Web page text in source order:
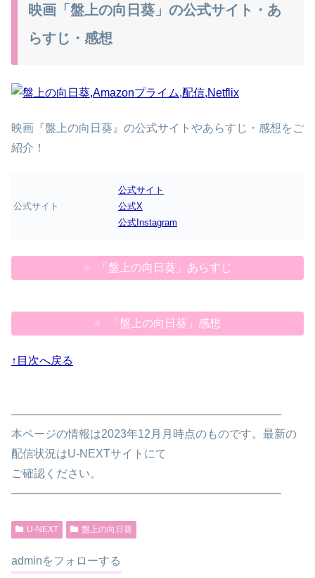
映画「盤上の向日葵」の公式サイト・あ
らすじ・感想
映画『盤上の向日葵』の公式サイトやあらすじ・感想をご
紹介！
公式サイト
公式サイト
公式X
公式Instagram
「盤上の向日葵」あらすじ
「盤上の向日葵」感想
↑目次へ戻る
————————————————————————
本ページの情報は2023年12月月時点のものです。最新の
配信状況はU-NEXTサイトにて
ご確認ください。
————————————————————————
U-NEXT 盤上の向日葵
adminをフォローする